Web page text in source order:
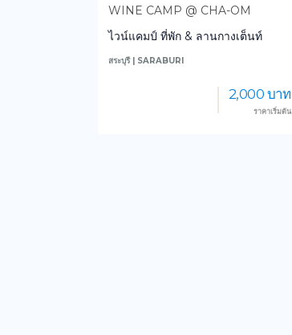
WINE CAMP @ CHA-OM
ไวน์แคมป์ ที่พัก & ลานกางเต็นท์
สระบุรี | SARABURI
2,000 บาท
ราคาเริ่มต้น